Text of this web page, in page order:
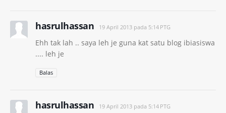
hasrulhassan 19 April 2013 pada 5:14 PTG
Ehh tak lah .. saya leh je guna kat satu blog ibiasiswa
.... leh je
Balas
hasrulhassan 19 April 2013 pada 5:14 PTG